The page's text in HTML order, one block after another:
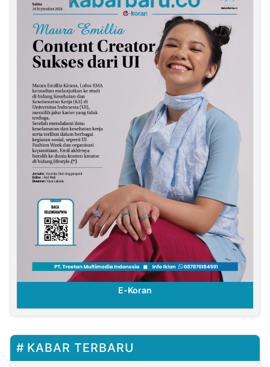
E-Koran
KABAR TERBARU